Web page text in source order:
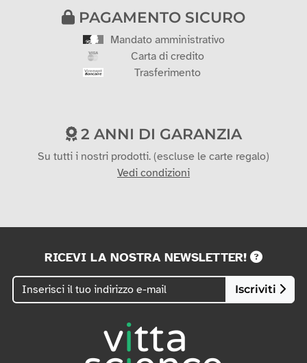
PAGAMENTO SICURO
Mandato amministrativo
Carta di credito
Trasferimento
2 ANNI DI GARANZIA
Su tutti i nostri prodotti. (escluse le carte regalo)
Vedi condizioni
RICEVI LA NOSTRA NEWSLETTER!
Iscriviti